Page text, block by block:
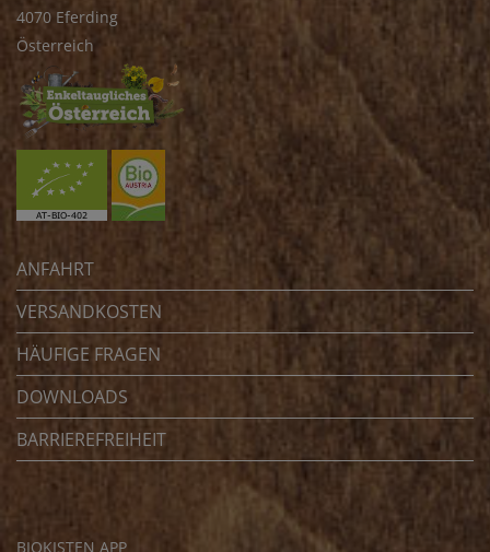
4070 Eferding
Österreich
ANFAHRT
VERSANDKOSTEN
HÄUFIGE FRAGEN
DOWNLOADS
BARRIEREFREIHEIT
BIOKISTEN APP